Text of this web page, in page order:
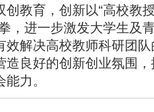
创教育，创新以“高校教
，进一步激发大学生及
效解决高校教师科研团
造良好的创新创业氛围
力。